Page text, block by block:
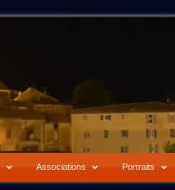
Associations Portraits